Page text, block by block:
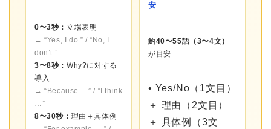
0〜3秒： 立場表明
→ “Yes, I do.” / “No, I
don’t.”
3〜8秒： Why?に対する
導入
→ “Because …” / “I think
…”
8〜30秒： 理由＋具体例
安
約40〜55語（3〜4文）
が目安
• Yes/No（1文目）
＋ 理由（2文目）
＋ 具体例（3文